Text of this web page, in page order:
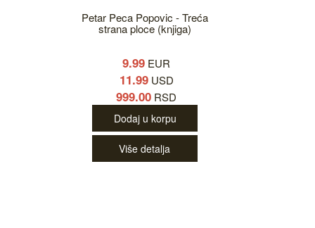
Petar Peca Popovic - Treća
strana ploce (knjiga)
9.99 EUR
11.99USD
999.00 RSD
Dodaj u korpu
Više detalja